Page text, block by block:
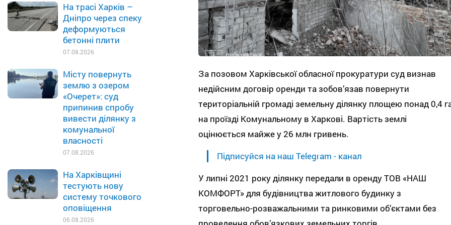
На трасі Харків –
Дніпро через спеку
деформуються
бетонні плити
07.08.2026
Місту повернуть
землю з озером
«Очерет»: суд
припинив спробу
вивести ділянку з
комунальної
власності
07.08.2026
На Харківщині
тестують нову
систему точкового
оповіщення
06.08.2026
За позовом Харківської обласної прокуратури суд визнав
недійсним договір оренди та зобов’язав повернути
територіальній громаді земельну ділянку площею понад 0,4
на проїзді Комунальному в Харкові. Вартість землі
оцінюється майже у 26 млн гривень.
Підписуйся на наш Telegram - канал
У липні 2021 року ділянку передали в оренду ТОВ «НАШ
КОМФОРТ» для будівництва житлового будинку з
торговельно-розважальними та ринковими об’єктами без